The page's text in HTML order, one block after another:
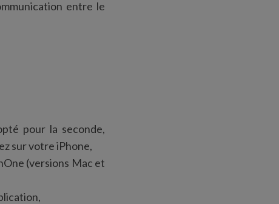
entre le
pour la seconde,
sur votre iPhone,
(versions Mac et